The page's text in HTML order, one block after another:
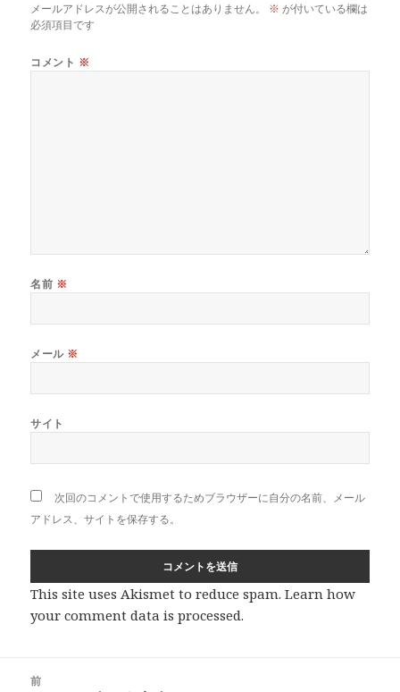
メールアドレスが公開されることはありません。 ※ が付いている欄は
必須項目です
コメント ※
名前 ※
メール ※
サイト
次回のコメントで使用するためブラウザーに自分の名前、メール
アドレス、サイトを保存する。
This site uses Akismet to reduce spam.Learn how
your comment data is processed.
前